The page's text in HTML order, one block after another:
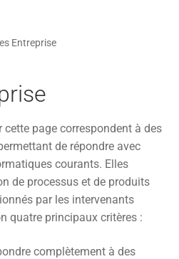
Entreprise
page correspondent à des
de répondre avec
courants. Elles
de processus et de produits
par les intervenants
quatre principaux critères :
complètement à des